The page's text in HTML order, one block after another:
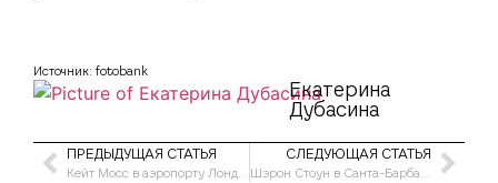
Екатерина
Дубасина
Источник: fotobank
ПРЕДЫДУЩАЯ СТАТЬЯ
Кейт Мосс в аэропорту Лондона
СЛЕДУЮЩАЯ СТАТЬЯ
Шэрон Стоун в Санта-Барбаре